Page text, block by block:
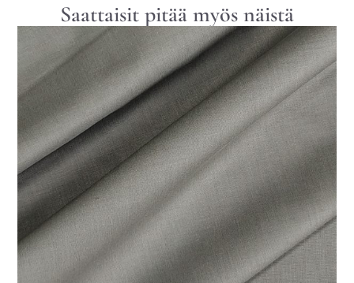
Saattaisit pitää myös näistä